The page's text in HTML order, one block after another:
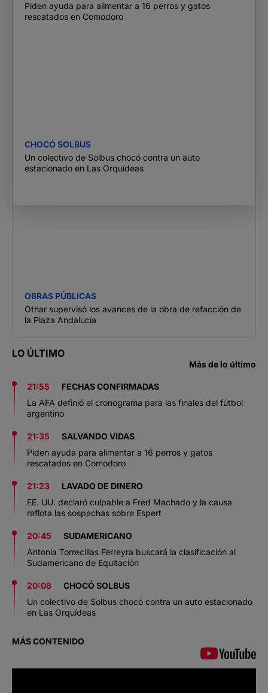
Piden ayuda para alimentar a 16 perros y gatos
rescatados en Comodoro
CHOCÓ SOLBUS
Un colectivo de Solbus chocó contra un auto
estacionado en Las Orquídeas
OBRAS PÚBLICAS
Othar supervisó los avances de la obra de refacción de
la Plaza Andalucía
LO ÚLTIMO
Más de lo último
21:55
FECHAS CONFIRMADAS
La AFA definió el cronograma para las finales del fútbol
argentino
21:35
SALVANDO VIDAS
Piden ayuda para alimentar a 16 perros y gatos
rescatados en Comodoro
21:23
LAVADO DE DINERO
EE. UU. declaró culpable a Fred Machado y la causa
reflota las sospechas sobre Espert
20:45
SUDAMERICANO
Antonia Torrecillas Ferreyra buscará la clasificación al
Sudamericano de Equitación
20:08
CHOCÓ SOLBUS
Un colectivo de Solbus chocó contra un auto estacionado
en Las Orquídeas
MÁS CONTENIDO